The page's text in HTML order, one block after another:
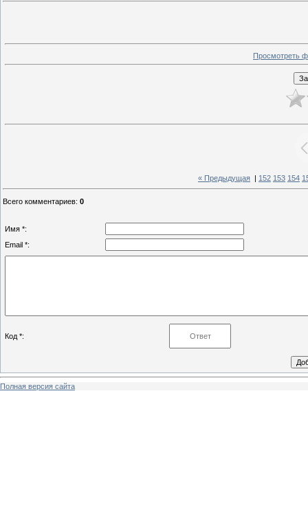
Просмотреть
« Предыдущая 152 153 154
Всего комментариев: 0
Имя *:
Email *:
Код *:
Полная версия сайта